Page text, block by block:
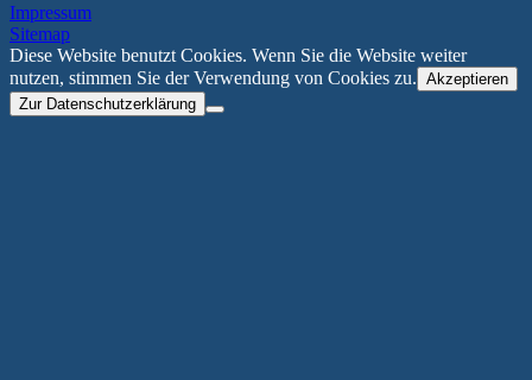
Impressum
Sitemap
Diese Website benutzt Cookies. Wenn Sie die Website weiter
nutzen, stimmen Sie der Verwendung von Cookies zu. Akzeptieren
Zur Datenschutzerklärung